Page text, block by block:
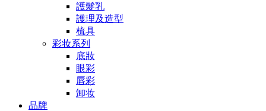
護髮乳
護理及造型
梳具
彩妆系列
底妝
眼彩
唇彩
卸妆
品牌